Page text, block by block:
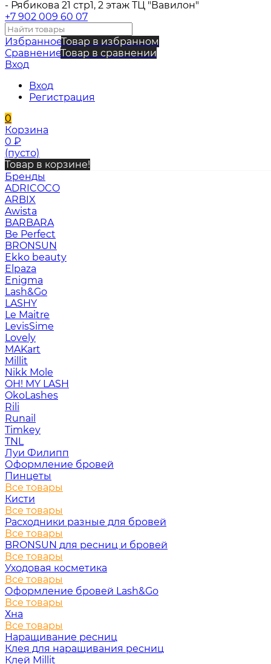
- Рябикова 21 стр1, 2 этаж ТЦ "Вавилон"
+7 902 009 60 07
ИзбранноеТовар в избранном
СравнениеТовар в сравнении
Вход
Вход
Регистрация
0
Корзина
0 ₽
(пусто)
Товар в корзине!
Бренды
ADRICOCO
ARBIX
Awista
BARBARA
Be Perfect
BRONSUN
Ekko beauty
Elpaza
Enigma
Lash&Go
LASHY
Le Maitre
LevisSime
Lovely
MAKart
Millit
Nikk Mole
OH! MY LASH
OkoLashes
Rili
Runail
Timkey
TNL
Луи Филипп
Оформление бровей
Пинцеты
Все товары
Кисти
Все товары
Расходники разные для бровей
Все товары
BRONSUN для ресниц и бровей
Все товары
Уходовая косметика
Все товары
Оформление бровей Lash&Go
Все товары
Хна
Все товары
Наращивание ресниц
Клея для наращивания ресниц
Клей Millit